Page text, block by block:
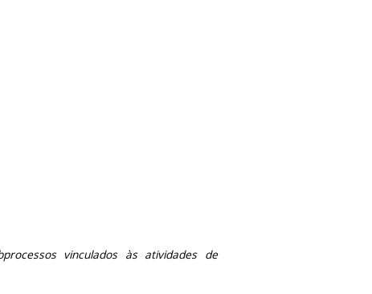
vinculados às atividades de